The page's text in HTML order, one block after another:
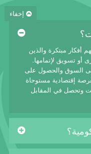
إخفاء
أفكار مبتكرة والذين
أو تسويق لإتمامها.
السوق والحصول على
إقتصادية مستوحاة
وتحصل في المقابل